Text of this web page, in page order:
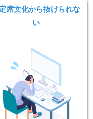
席文化から抜けられな
い